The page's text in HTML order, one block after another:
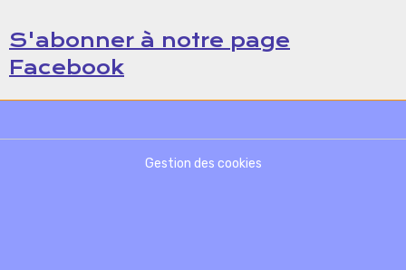
S'abonner à notre page
Facebook
Gestion des cookies